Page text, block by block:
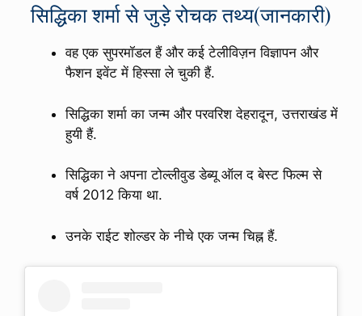
सिद्धिका शर्मा से जुड़े रोचक तथ्य(जानकारी)
वह एक सुपरमॉडल हैं और कई टेलीविज़न विज्ञापन और
फैशन इवेंट में हिस्सा ले चुकी हैं.
सिद्धिका शर्मा का जन्म और परवरिश देहरादून, उत्तराखंड में
हुयी हैं.
सिद्धिका ने अपना टोल्लीवुड डेब्यू ऑल द बेस्ट फिल्म से
वर्ष 2012 किया था.
उनके राईट शोल्डर के नीचे एक जन्म चिह्न हैं.